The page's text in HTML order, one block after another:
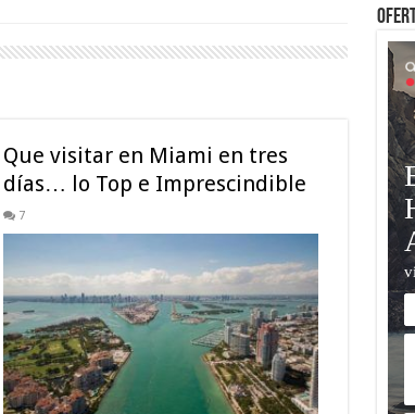
Que visitar en Miami en tres
días… lo Top e Imprescindible
7